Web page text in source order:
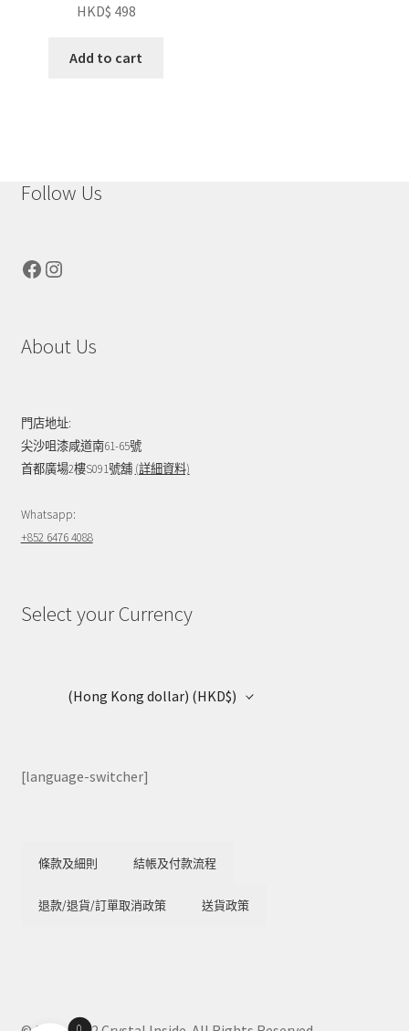
HKD$ 498
Add to cart
Follow Us
Facebook
Instagram
About Us
門店地址:
尖沙咀漆咸道南61-65號
首都廣場2樓S091號舖 (詳細資料)
Whatsapp:
+852 6476 4088
Select your Currency
(Hong Kong dollar) (HKD$)
[language-switcher]
條款及細則 結帳及付款流程
退款/退貨/訂單取消政策 送貨政策